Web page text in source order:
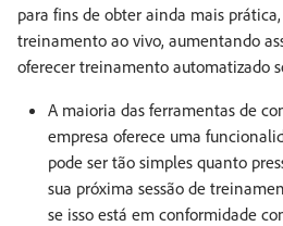
para fins de obter ainda mais
treinamento ao vivo, aumentando
oferecer treinamento automatizado
A maioria das ferramentas de
empresa oferece uma
pode ser tão simples quanto
sua próxima sessão de
se isso está em conformidade